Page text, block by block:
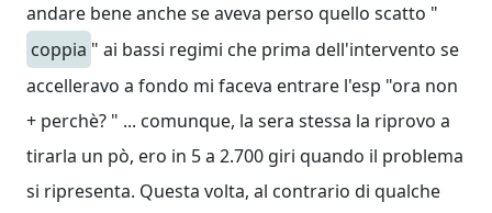
andare bene anche se aveva perso quello scatto "
coppia " ai bassi regimi che prima dell'intervento se
accelleravo a fondo mi faceva entrare l'esp "ora non
+ perchè? " ... comunque, la sera stessa la riprovo a
tirarla un pò, ero in 5 a 2.700 giri quando il problema
si ripresenta. Questa volta, al contrario di qualche